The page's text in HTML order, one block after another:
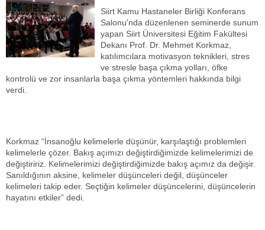
Siirt Kamu Hastaneler Birliği Konferans
Salonu'nda düzenlenen seminerde sunum
yapan Siirt Üniversitesi Eğitim Fakültesi
Dekanı Prof. Dr. Mehmet Korkmaz,
katılımcılara motivasyon teknikleri, stres
ve stresle başa çıkma yolları, öfke
kontrolü ve zor insanlarla başa çıkma yöntemleri hakkında bilgi
verdi.
Korkmaz “İnsanoğlu kelimelerle düşünür, karşılaştığı problemleri
kelimelerle çözer. Bakış açımızı değiştirdiğimizde kelimelerimizi de
değiştiririz. Kelimelerimizi değiştirdiğimizde bakış açımız da değişir.
Sanıldığının aksine, kelimeler düşünceleri değil, düşünceler
kelimeleri takip eder. Seçtiğin kelimeler düşüncelerini, düşüncelerin
hayatını etkiler” dedi.